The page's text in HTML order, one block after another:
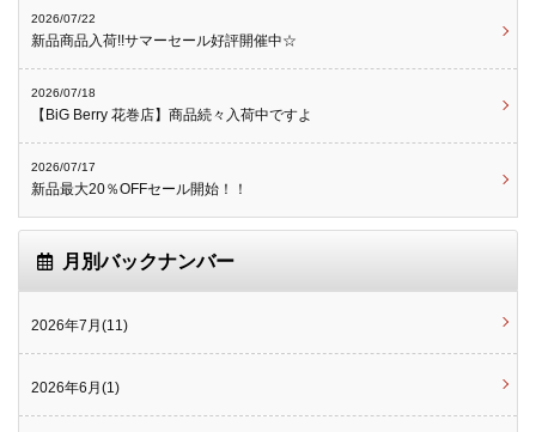
2026/07/22
新品商品入荷!!サマーセール好評開催中☆
2026/07/18
【BiG Berry 花巻店】商品続々入荷中ですよ
2026/07/17
新品最大20％OFFセール開始！！
月別バックナンバー
2026年7月(11)
2026年6月(1)